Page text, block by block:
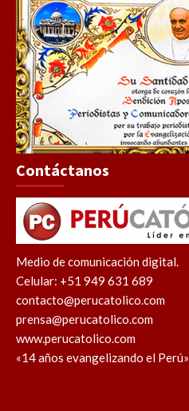
Contáctanos
Medio de comunicación digital.
Celular: +51 949 631 689
contacto@perucatolico.com
prensa@perucatolico.com
www.perucatolico.com
«14 años evangelizando el Perú»